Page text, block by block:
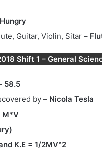
Hungry
Guitar, Violin, Sitar –
Shift 1 – General
58.5
by – Nicola Tesla
M*V
K.E = 1/2MV^2